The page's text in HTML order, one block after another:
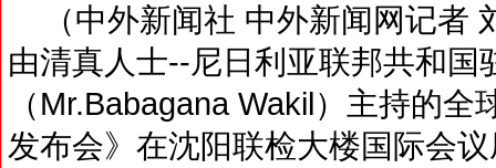
（中外新闻社 中外新闻网记者
由清真人士--尼日利亚联邦共和国
（Mr.Babagana Wakil）主持的
发布会》在沈阳联检大楼国际会